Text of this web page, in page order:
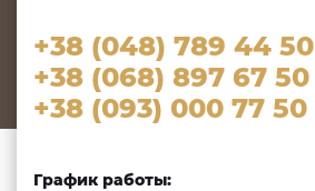
+38 (048) 789 44 50
+38 (068) 897 67 50
+38 (093) 000 77 50
График работы: